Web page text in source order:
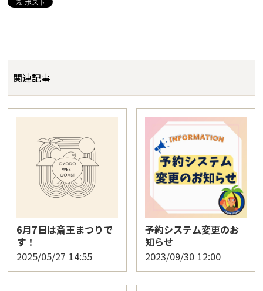
関連記事
6月7日は斎王まつりで
す！
2025/05/27 14:55
予約システム変更のお
知らせ
2023/09/30 12:00